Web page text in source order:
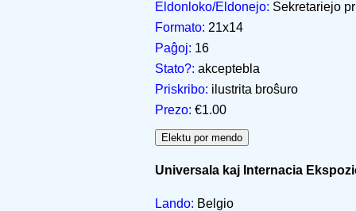
Eldonloko/Eldonejo: Sekretariejo
Formato: 21x14
Paĝoj: 16
Stato?: akceptebla
Priskribo: ilustrita broŝuro
Prezo: €1.00
Universala kaj Internacia
Lando: Belgio